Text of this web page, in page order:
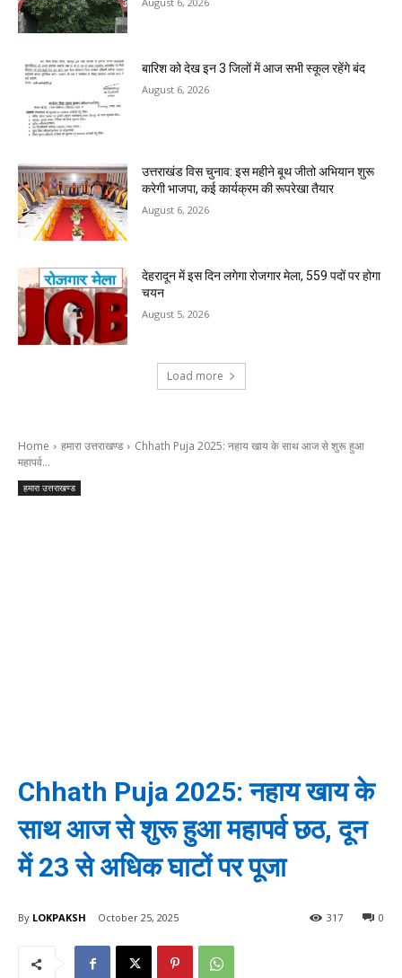
बारिश को देख इन 3 जिलों में आज सभी स्कूल रहेंगे बंद
August 6, 2026
उत्तराखंड विस चुनाव: इस महीने बूथ जीतो अभियान शुरू
करेगी भाजपा, कई कार्यक्रम की रूपरेखा तैयार
August 6, 2026
देहरादून में इस दिन लगेगा रोजगार मेला, 559 पदों पर होगा
चयन
August 5, 2026
Load more